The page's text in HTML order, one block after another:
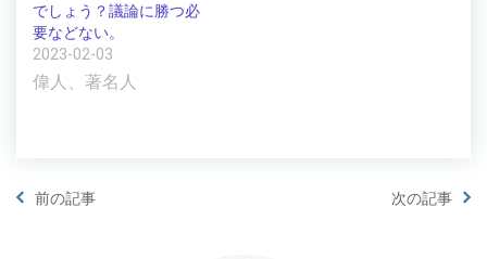
でしょう？議論に勝つ必
要などない。
2023-02-03
偉人、著名人
前の記事 次の記事